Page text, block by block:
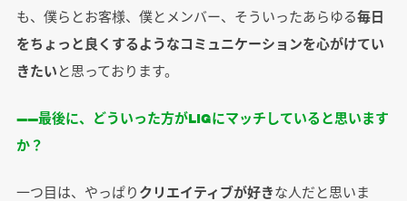
も、僕らとお客様、僕とメンバー、そういったあらゆる毎日
をちょっと良くするようなコミュニケーションを心がけてい
きたいと思っております。
――最後に、どういった方がLIGにマッチしていると思います
か？
一つ目は、やっぱりクリエイティブが好きな人だと思いま